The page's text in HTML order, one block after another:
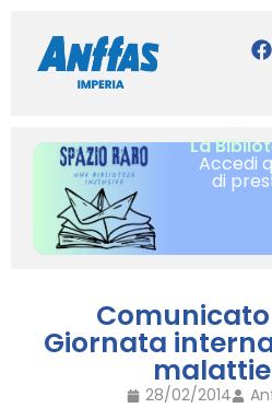
La
Accedi
di
Giornata
28/02/2014